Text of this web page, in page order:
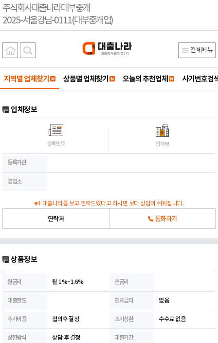
주식회사대출나라대부중개
2025-서울강남-0111(대부중개업)
전체메뉴
지역별 업체찾기 상품별 업체찾기 오늘의 추천업체 사기번호검
업체정보
등록번호 업체명
등록기관
영업소
대출나라를 보고 연락드렸다고 하시면 보다 상담이 쉬워집니다.
연락처 통화하기
상품정보
월금리 월 1%~1.6% 연금리
대출한도 연체금리 없음
추가비용 협의후 결정 조기상환 수수료 없음
상환방식 상담 후 결정 대출기간